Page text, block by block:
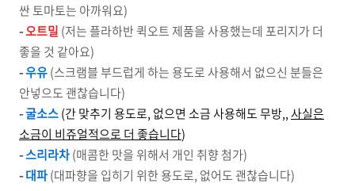
싼 토마토는 아까워요)
-오트밀 (저는 플라하반 퀵오트 제품을 사용했는데 포리지가 더
좋을 것 같아요)
-우유(스크램블 부드럽게 하는 용도로 사용해서 없으신 분들은
안넣으도 괜찮습니다)
-굴소스(간 맞추기 용도로, 없으면 소금 사용해도 무방,,사실은
소금이 비쥬얼적으로 더 좋습니다)
-스리라차(매콤한 맛을 위해서 개인 취향 첨가)
-대파(대파향을 입히기 위한 용도로, 없어도 괜찮습니다)